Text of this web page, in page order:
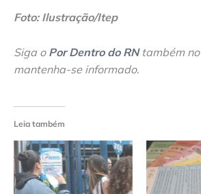
Foto: Ilustração/Itep
Siga o Por Dentro do RNtambém no
mantenha-se informado.
Leia também